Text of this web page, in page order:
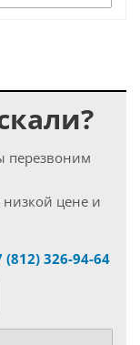
перезвоним
цене и
(812) 326-94-64